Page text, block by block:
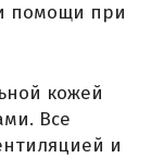
помощи при
кожей
Все
и